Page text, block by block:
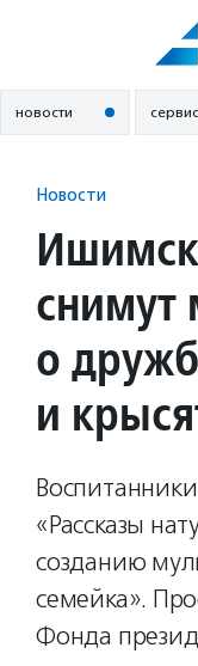
новости
Новости
снимут
о
и
«Рассказы
созданию
семейка».
Фонда